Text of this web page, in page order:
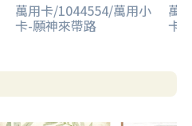
萬用卡/1044554/萬用小
卡-願神來帶路
萬
卡-